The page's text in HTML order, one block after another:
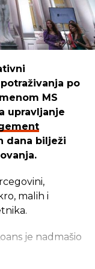
po
MS
upravljanje
dana bilježi
malih i
je nadmašio